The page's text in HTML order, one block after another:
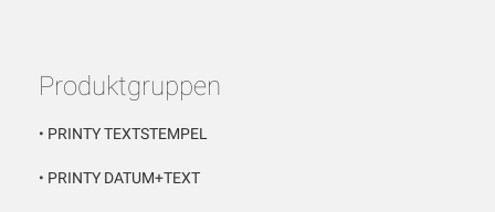
Produktgruppen
• PRINTY TEXTSTEMPEL
• PRINTY DATUM+TEXT